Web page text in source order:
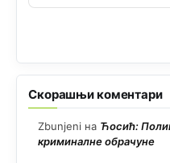
Скорашњи коментари
Zbunjeni на Ћосић:
криминалне обрачуне